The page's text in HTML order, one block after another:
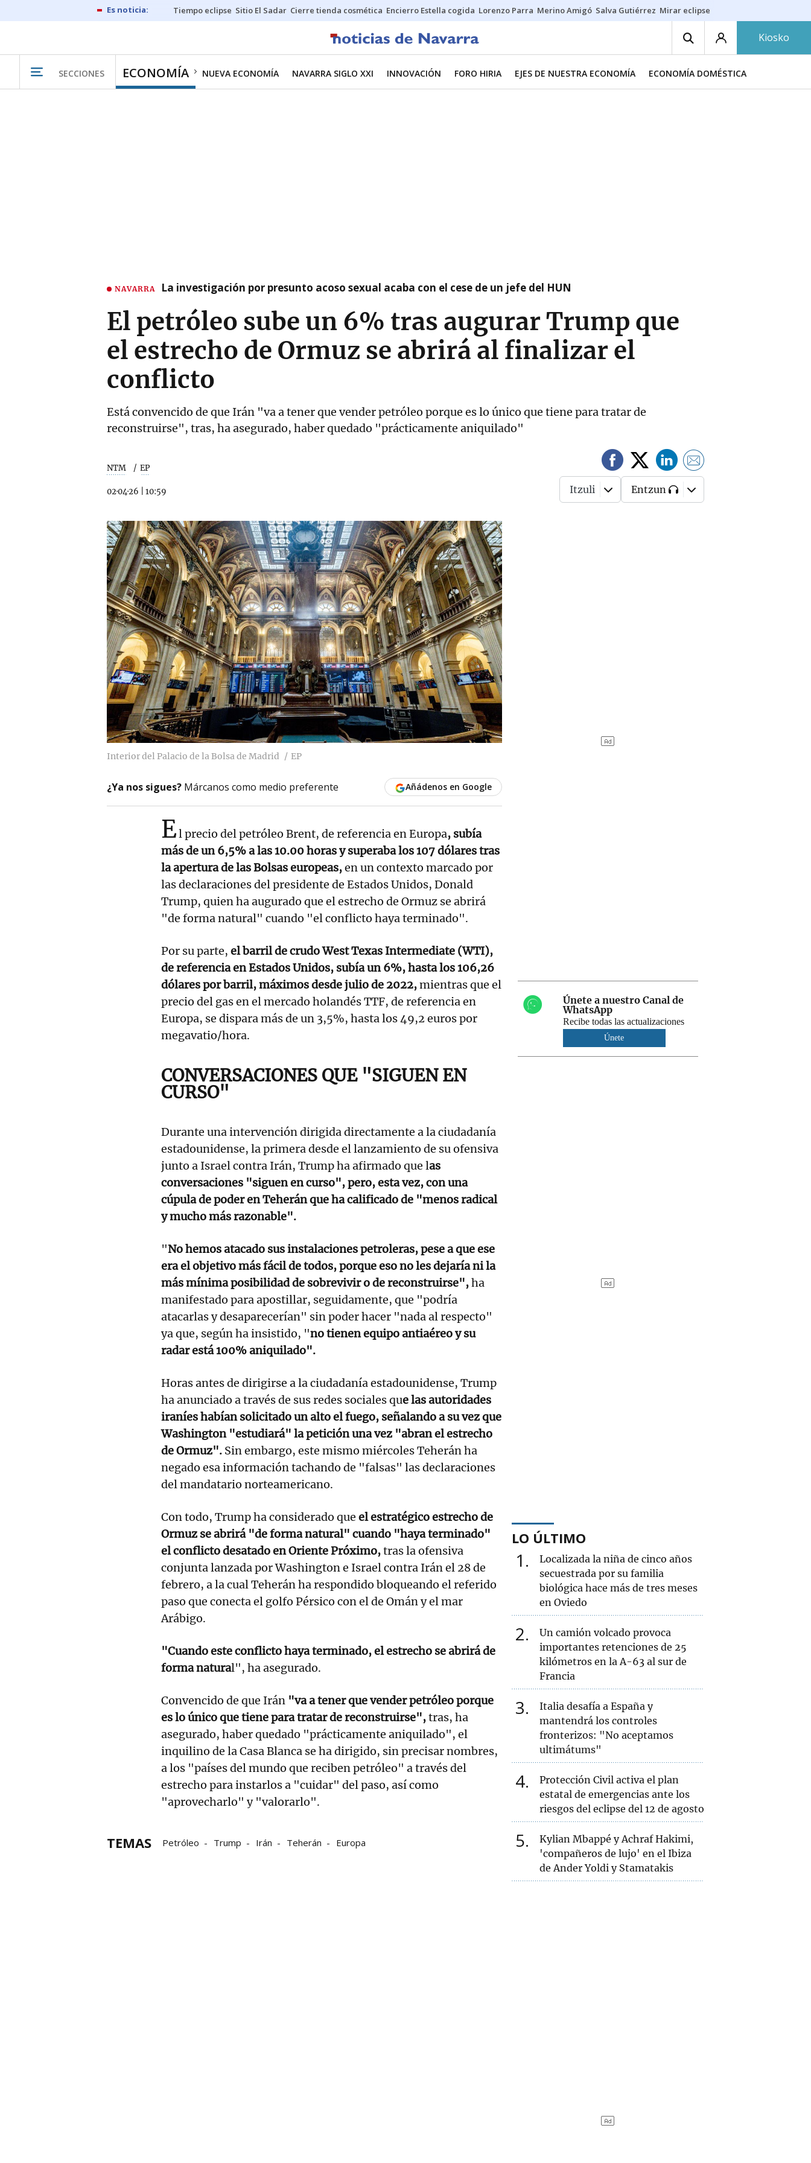
Tiempo eclipse Sitio El Sadar Cierre tienda cosmética Encierro Estella cogida Lorenzo Parra Merino Amigó Salva Gutiérrez Mirar eclipse
Kiosko
SECCIONES ECONOMÍA NUEVA ECONOMÍA NAVARRA SIGLO XXI INNOVACIÓN FORO HIRIA EJES DE NUESTRA ECONOMÍA ECONOMÍA DOMÉSTICA
NAVARRA La investigación por presunto acoso sexual acaba con el cese de un jefe del HUN
El petróleo sube un 6% tras augurar Trump que
el estrecho de Ormuz se abrirá al finalizar el
conflicto
Está convencido de que Irán "va a tener que vender petróleo porque es lo único que tiene para tratar de
reconstruirse", tras, ha asegurado, haber quedado "prácticamente aniquilado"
NTM EP
02·04·26 10:59 Itzuli Entzun
Interior del Palacio de la Bolsa de Madrid EP
¿Ya nos sigues? Márcanos como medio preferente Añádenos en Google
El precio del petróleo Brent, de referencia en Europa, subía
más de un 6,5% a las 10.00 horas y superaba los 107 dólares tras
la apertura de las Bolsas europeas,en un contexto marcado por
las declaraciones del presidente de Estados Unidos, Donald
Trump, quien ha augurado que el estrecho de Ormuz se abrirá
"de forma natural" cuando "el conflicto haya terminado".
Por su parte, el barril de crudo West Texas Intermediate (WTI),
de referencia en Estados Unidos, subía un 6%, hasta los 106,26
dólares por barril, máximos desde julio de 2022,mientras que el
precio del gas en el mercado holandés TTF, de referencia en
Europa, se dispara más de un 3,5%, hasta los 49,2 euros por
megavatio/hora.
CONVERSACIONES QUE "SIGUEN EN
CURSO"
Durante una intervención dirigida directamente a la ciudadanía
estadounidense, la primera desde el lanzamiento de su ofensiva
junto a Israel contra Irán, Trump ha afirmado que las
conversaciones "siguen en curso", pero, esta vez, con una
cúpula de poder en Teherán que ha calificado de "menos radical
y mucho más razonable".
"No hemos atacado sus instalaciones petroleras, pese a que ese
era el objetivo más fácil de todos, porque eso no les dejaría ni la
más mínima posibilidad de sobrevivir o de reconstruirse",ha
manifestado para apostillar, seguidamente, que "podría
atacarlas y desaparecerían" sin poder hacer "nada al respecto"
ya que, según ha insistido, "no tienen equipo antiaéreo y su
radar está 100% aniquilado".
Horas antes de dirigirse a la ciudadanía estadounidense, Trump
ha anunciado a través de sus redes sociales que las autoridades
iraníes habían solicitado un alto el fuego, señalando a su vez que
Washington "estudiará" la petición una vez "abran el estrecho
de Ormuz". Sin embargo, este mismo miércoles Teherán ha
negado esa información tachando de "falsas" las declaraciones
del mandatario norteamericano.
Con todo, Trump ha considerado que el estratégico estrecho de
Ormuz se abrirá "de forma natural" cuando "haya terminado"
el conflicto desatado en Oriente Próximo,tras la ofensiva
conjunta lanzada por Washington e Israel contra Irán el 28 de
febrero, a la cual Teherán ha respondido bloqueando el referido
paso que conecta el golfo Pérsico con el de Omán y el mar
Arábigo.
"Cuando este conflicto haya terminado, el estrecho se abrirá de
forma natural", ha asegurado.
Convencido de que Irán "va a tener que vender petróleo porque
es lo único que tiene para tratar de reconstruirse",tras, ha
asegurado, haber quedado "prácticamente aniquilado", el
inquilino de la Casa Blanca se ha dirigido, sin precisar nombres,
a los "países del mundo que reciben petróleo" a través del
estrecho para instarlos a "cuidar" del paso, así como
"aprovecharlo" y "valorarlo".
TEMAS Petróleo Trump Irán Teherán Europa
Únete a nuestro Canal de
WhatsApp
Recibe todas las actualizaciones
Únete
LO ÚLTIMO
1
Localizada la niña de cinco años
secuestrada por su familia
biológica hace más de tres meses
en Oviedo
2
Un camión volcado provoca
importantes retenciones de 25
kilómetros en la A-63 al sur de
Francia
3
Italia desafía a España y
mantendrá los controles
fronterizos: "No aceptamos
ultimátums"
4
Protección Civil activa el plan
estatal de emergencias ante los
riesgos del eclipse del 12 de agosto
5
Kylian Mbappé y Achraf Hakimi,
'compañeros de lujo' en el Ibiza
de Ander Yoldi y Stamatakis